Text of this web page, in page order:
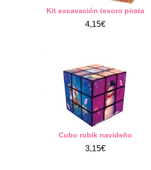
Kit excavación tesoro pirata
4,15€
Cubo rubik navideño
3,15€